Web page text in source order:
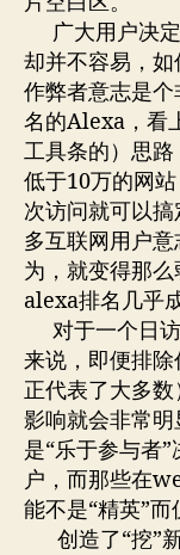
广大用户决定
却并不容易，
作弊者意志是
名的Alexa，看
工具条的）思
低于10万的网
次访问就可以
多互联网用户
为，就变得那
alexa排名几乎
对于一个日访
来说，即便排
正代表了大多
影响就会非常
是“乐于参与者
户，而那些在
能不是“精英”而
创造了“挖”新